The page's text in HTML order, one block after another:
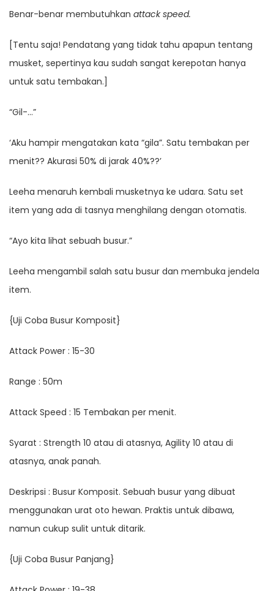
Benar-benar membutuhkan attack speed.
[Tentu saja! Pendatang yang tidak tahu apapun tentang
musket, sepertinya kau sudah sangat kerepotan hanya
untuk satu tembakan.]
“Gil-…”
‘Aku hampir mengatakan kata “gila”. Satu tembakan per
menit?? Akurasi 50% di jarak 40%??’
Leeha menaruh kembali musketnya ke udara. Satu set
item yang ada di tasnya menghilang dengan otomatis.
“Ayo kita lihat sebuah busur.”
Leeha mengambil salah satu busur dan membuka jendela
item.
{Uji Coba Busur Komposit}
Attack Power : 15-30
Range : 50m
Attack Speed : 15 Tembakan per menit.
Syarat : Strength 10 atau di atasnya, Agility 10 atau di
atasnya, anak panah.
Deskripsi : Busur Komposit. Sebuah busur yang dibuat
menggunakan urat oto hewan. Praktis untuk dibawa,
namun cukup sulit untuk ditarik.
{Uji Coba Busur Panjang}